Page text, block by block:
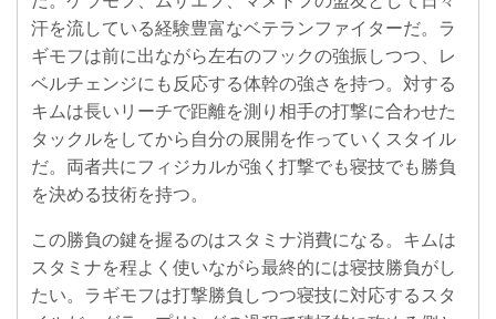
汗を流している経験豊富なベテランファイターだ。ラ
ギモフは前に出ながら左右のフックの強振しつつ、レ
ベルチェンジにも反応する体幹の強さを持つ。対する
キムは長いリーチで距離を測り相手の打撃に合わせた
タックルをしてから自分の展開を作っていくスタイル
だ。両者共にフィジカルが強く打撃でも寝技でも勝負
を決める技術を持つ。
この勝負の鍵を握るのはスタミナ消費になる。キムは
スタミナを程よく使いながら最終的には寝技勝負がし
たい。ラギモフは打撃勝負しつつ寝技に対応するスタ